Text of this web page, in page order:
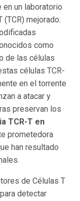
un laboratorio
mejorado.
como
de las células
células TCR-
en el torrente
a atacar y
preservan los
TCR-T en
prometedora
han resultado
de Células T
detectar